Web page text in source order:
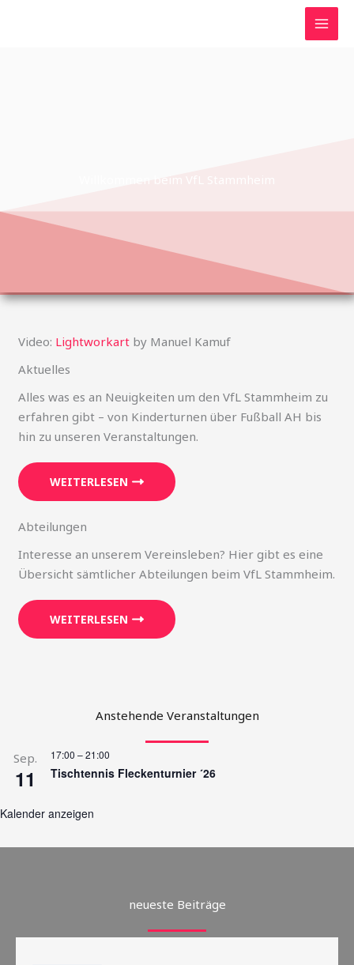
Video: Lightworkartby Manuel Kamuf
Aktuelles
Alles was es an Neuigkeiten um den VfL Stammheim zu
erfahren gibt – von Kinderturnen über Fußball AH bis
hin zu unseren Veranstaltungen.
WEITERLESEN
Abteilungen
Interesse an unserem Vereinsleben? Hier gibt es eine
Übersicht sämtlicher Abteilungen beim VfL Stammheim.
WEITERLESEN
Anstehende Veranstaltungen
Sep.
11
17:00 –21:00
Tischtennis Fleckenturnier ´26
Kalender anzeigen
neueste Beiträge